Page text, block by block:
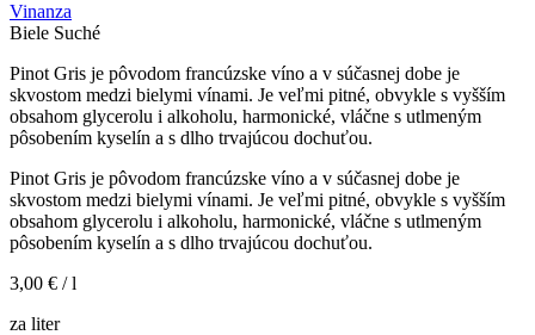
Vinanza
Biele Suché
Pinot Gris je pôvodom francúzske víno a v súčasnej dobe je
skvostom medzi bielymi vínami. Je veľmi pitné, obvykle s vyšším
obsahom glycerolu i alkoholu, harmonické, vláčne s utlmeným
pôsobením kyselín a s dlho trvajúcou dochuťou.
Pinot Gris je pôvodom francúzske víno a v súčasnej dobe je
skvostom medzi bielymi vínami. Je veľmi pitné, obvykle s vyšším
obsahom glycerolu i alkoholu, harmonické, vláčne s utlmeným
pôsobením kyselín a s dlho trvajúcou dochuťou.
3,00 € / l
za liter